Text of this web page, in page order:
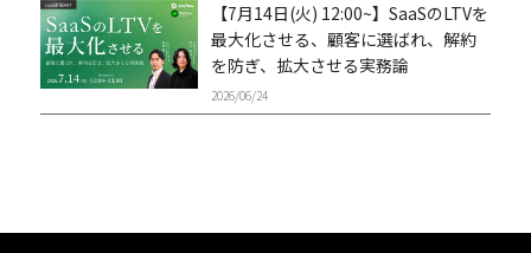
【7月14日(火) 12:00~】SaaSのLTVを
最大化させる、顧客に選ばれ、解約
を防ぎ、拡大させる実務論
2026/06/24